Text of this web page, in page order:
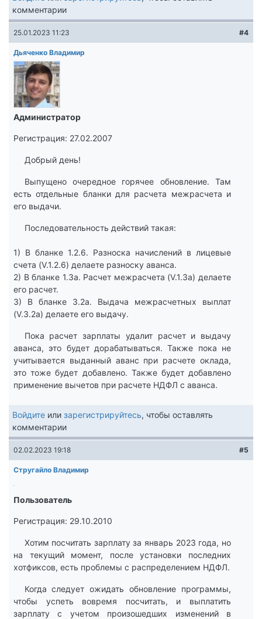
комментарии
25.01.2023 11:23 #4
Дьяченко Владимир
Администратор
Регистрация: 27.02.2007
Добрый день!
Выпущено очередное горячее обновление. Там
есть отдельные бланки для расчета межрасчета и
его выдачи.
Последовательность действий такая:
1) В бланке 1.2.6. Разноска начислений в лицевые
счета (V.1.2.6) делаете разноску аванса.
2) В бланке 1.3а. Расчет межрасчета (V.1.3а) делаете
его расчет.
3) В бланке 3.2а. Выдача межрасчетных выплат
(V.3.2а) делаете его выдачу.
Пока расчет зарплаты удалит расчет и выдачу
аванса, это будет дорабатываться. Также пока не
учитывается выданный аванс при расчете оклада,
это тоже будет добавлено. Также будет добавлено
применение вычетов при расчете НДФЛ с аванса.
Войдите или зарегистрируйтесь, чтобы оставлять
комментарии
02.02.2023 19:18 #5
Стругайло Владимир
Пользователь
Регистрация: 29.10.2010
Хотим посчитать зарплату за январь 2023 года, но
на текущий момент, после установки последних
хотфиксов, есть проблемы с распределением НДФЛ.
Когда следует ожидать обновление программы,
чтобы успеть вовремя посчитать, и выплатить
зарплату с учетом произошедших изменений в